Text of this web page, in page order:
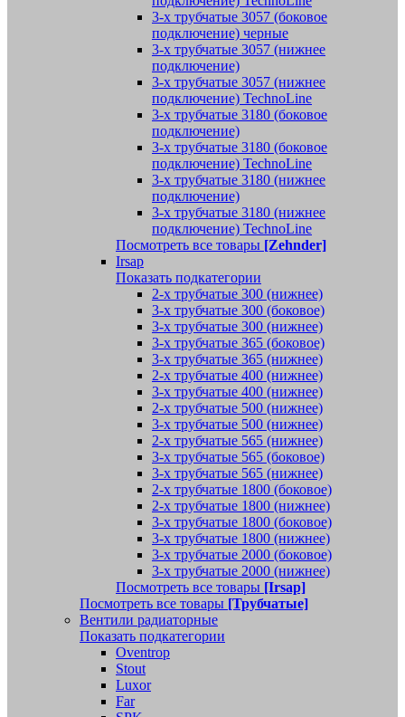
3-х трубчатые 3057 (боковое
подключение) черные
3-х трубчатые 3057 (нижнее
подключение)
3-х трубчатые 3057 (нижнее
подключение) TechnoLine
3-х трубчатые 3180 (боковое
подключение)
3-х трубчатые 3180 (боковое
подключение) TechnoLine
3-х трубчатые 3180 (нижнее
подключение)
3-х трубчатые 3180 (нижнее
подключение) TechnoLine
Посмотреть все товары [Zehnder]
Irsap
Показать подкатегории
2-х трубчатые 300 (нижнее)
3-х трубчатые 300 (боковое)
3-х трубчатые 300 (нижнее)
3-х трубчатые 365 (боковое)
3-х трубчатые 365 (нижнее)
2-х трубчатые 400 (нижнее)
3-х трубчатые 400 (нижнее)
2-х трубчатые 500 (нижнее)
3-х трубчатые 500 (нижнее)
2-х трубчатые 565 (нижнее)
3-х трубчатые 565 (боковое)
3-х трубчатые 565 (нижнее)
2-х трубчатые 1800 (боковое)
2-х трубчатые 1800 (нижнее)
3-х трубчатые 1800 (боковое)
3-х трубчатые 1800 (нижнее)
3-х трубчатые 2000 (боковое)
3-х трубчатые 2000 (нижнее)
Посмотреть все товары [Irsap]
Посмотреть все товары [Трубчатые]
Вентили радиаторные
Показать подкатегории
Oventrop
Stout
Luxor
Far